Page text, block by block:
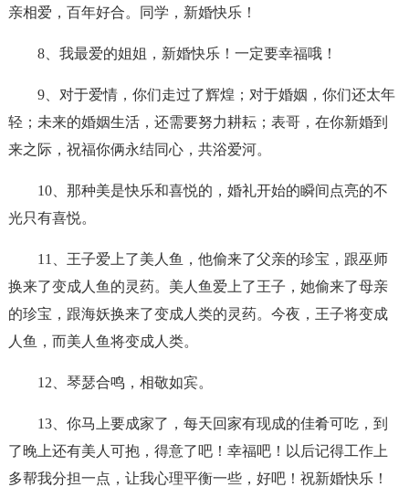
亲相爱，百年好合。同学，新婚快乐！
8、我最爱的姐姐，新婚快乐！一定要幸福哦！
9、对于爱情，你们走过了辉煌；对于婚姻，你们还太年
轻；未来的婚姻生活，还需要努力耕耘；表哥，在你新婚到
来之际，祝福你俩永结同心，共浴爱河。
10、那种美是快乐和喜悦的，婚礼开始的瞬间点亮的不
光只有喜悦。
11、王子爱上了美人鱼，他偷来了父亲的珍宝，跟巫师
换来了变成人鱼的灵药。美人鱼爱上了王子，她偷来了母亲
的珍宝，跟海妖换来了变成人类的灵药。今夜，王子将变成
人鱼，而美人鱼将变成人类。
12、琴瑟合鸣，相敬如宾。
13、你马上要成家了，每天回家有现成的佳肴可吃，到
了晚上还有美人可抱，得意了吧！幸福吧！以后记得工作上
多帮我分担一点，让我心理平衡一些，好吧！祝新婚快乐！